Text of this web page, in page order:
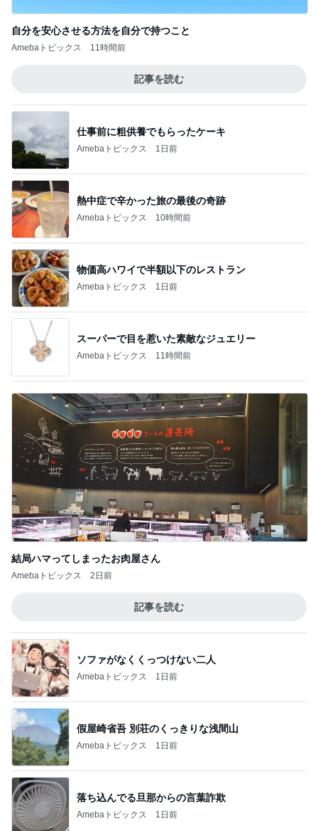
自分を安心させる方法を自分で持つこと
Amebaトピックス 11時間前
記事を読む
仕事前に粗供養でもらったケーキ
Amebaトピックス 1日前
熱中症で辛かった旅の最後の奇跡
Amebaトピックス 10時間前
物価高ハワイで半額以下のレストラン
Amebaトピックス 1日前
スーパーで目を惹いた素敵なジュエリー
Amebaトピックス 11時間前
結局ハマってしまったお肉屋さん
Amebaトピックス 2日前
記事を読む
ソファがなくくっつけない二人
Amebaトピックス 1日前
假屋崎省吾 別荘のくっきりな浅間山
Amebaトピックス 1日前
落ち込んでる旦那からの言葉詐欺
Amebaトピックス 1日前